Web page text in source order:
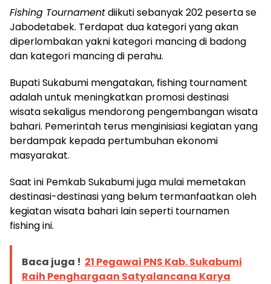
Fishing Tournamentdiikuti sebanyak 202 peserta se
Jabodetabek. Terdapat dua kategori yang akan
diperlombakan yakni kategori mancing di badong
dan kategori mancing di perahu.
Bupati Sukabumi mengatakan, fishing tournament
adalah untuk meningkatkan promosi destinasi
wisata sekaligus mendorong pengembangan wisata
bahari. Pemerintah terus menginisiasi kegiatan yang
berdampak kepada pertumbuhan ekonomi
masyarakat.
Saat ini Pemkab Sukabumi juga mulai memetakan
destinasi-destinasi yang belum termanfaatkan oleh
kegiatan wisata bahari lain seperti tournamen
fishing ini.
Baca juga ! 21 Pegawai PNS Kab. Sukabumi
Raih Penghargaan Satyalancana Karya